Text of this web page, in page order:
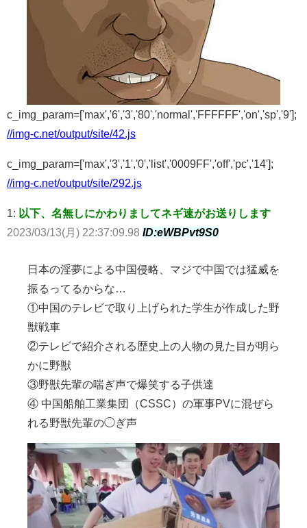
c_img_param=['max','6','3','80','normal','FFFFFF','on','sp','9'];
//img-c.net/output/site/42.js
c_img_param=['max','3','1','0','list','0009FF','off','pc','14'];
//img-c.net/output/site/292.js
1: 以下、名無しにかわりましてネギ速がお送りします
2023/03/13(月) 22:37:09.98 ID:eWBPvt9S0
日本の淫夢による中国侵略、マジで中国では猛威を
振るってるからな…
①中国のテレビで取り上げられた学生が作成した野
獣戦車
②テレビで紹介される歴史上の人物の見た目が明ら
かに野獣
③野獣先輩の喘ぎ声で爆笑する子供達
④ 中国船舶工業集団（CSSC）の軍事PVに混ぜら
れる野獣先輩の◯ぎ声